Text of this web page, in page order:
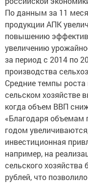
По данным за 11
продукции АПК
повышению
увеличению
за период с 2014 по
производства
Средние темпы
сельском хозяйстве
когда объем ВВП
«Благодаря объемам
годом
инвестиционная
например, на
сельского
рублей, что